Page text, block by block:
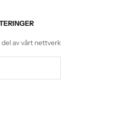
av vårt nettverk